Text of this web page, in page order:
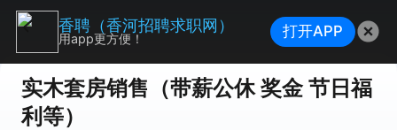
实木套房销售（带薪公休 奖金 节日福
利等）
香聘（香河招聘求职网）
用app更方便！ 打开APP